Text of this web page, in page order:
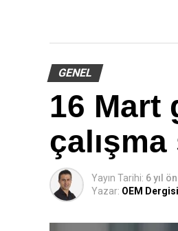
Borular veya cıvatalar
GENEL
16 Mart
Yayın Tarihi: 6 yıl
Yazar: OEM Dergisi